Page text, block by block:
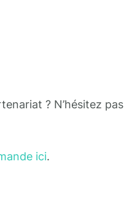
? N’hésitez pas
ici.